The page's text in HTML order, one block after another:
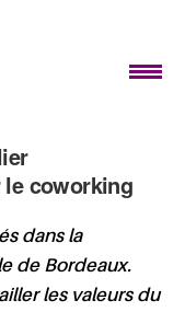
coworking
dans la
de Bordeaux.
les valeurs du